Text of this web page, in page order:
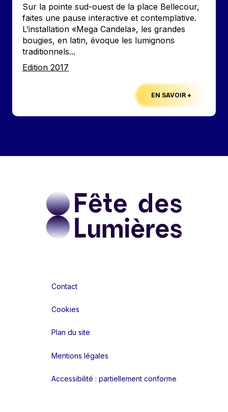
Accroche
Sur la pointe sud-ouest de la place Bellecour,
faites une pause interactive et contemplative.
L’installation «Mega Candela», les grandes
bougies, en latin, évoque les lumignons
traditionnels...
Edition
Edition 2017
EN SAVOIR +
Contact
Cookies
Plan du site
Mentions légales
Accessibilité : partiellement conforme